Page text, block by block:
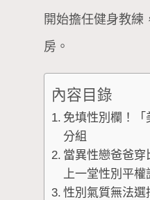
開始擔任健身教練
房。
內容目錄
免填性別欄！
分組
當異性戀爸爸
上一堂性別平權
性別氣質無法選